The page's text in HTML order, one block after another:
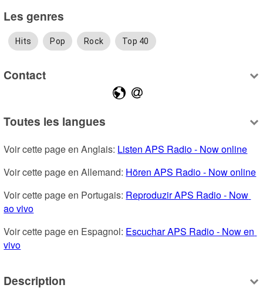
Les genres
Hits Pop Rock Top 40
Contact
Toutes les langues
Voir cette page en Anglais: Listen APS Radio - Now online
Voir cette page en Allemand: Hören APS Radio - Now online
Voir cette page en Portugais: Reproduzir APS Radio - Now
ao vivo
Voir cette page en Espagnol: Escuchar APS Radio - Now en
vivo
Description